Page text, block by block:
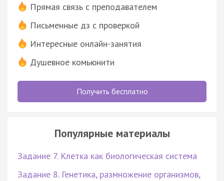
Прямая связь с преподавателем
Письменные дз с проверкой
Интересные онлайн-занятия
Душевное комьюнити
Получить бесплатно
Популярные материалы
Задание 7. Клетка как биологическая система
Задание 8. Генетика, размножение организмов,